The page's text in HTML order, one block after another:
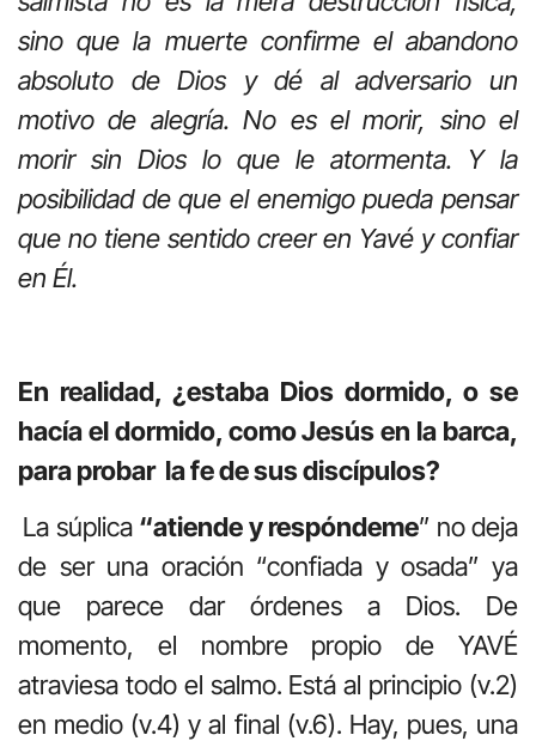
sino que la muerte confirme el abandono
absoluto de Dios y dé al adversario un
motivo de alegría. No es el morir, sino el
morir sin Dios lo que le atormenta. Y la
posibilidad de que el enemigo pueda pensar
que no tiene sentido creer en Yavé y confiar
en Él.
En realidad, ¿estaba Dios dormido, o se
hacía el dormido, como Jesús en la barca,
para probar la fe de sus discípulos?
La súplica “atiende y respóndeme” no deja
de ser una oración “confiada y osada” ya
que parece dar órdenes a Dios. De
momento, el nombre propio de YAVÉ
atraviesa todo el salmo. Está al principio (v.2)
en medio (v.4) y al final (v.6). Hay, pues, una